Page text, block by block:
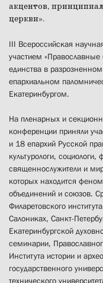
акцентов,
церкви».
III Всероссийская
участием «Православные
единства в
епархиальном
Екатеринбургом.
На пленарных и
конференции приняли
и 18 епархий Русской
культурологи,
священнослужители и
которых находится
объединений и союзов.
Филаретовского
Салониках, Санкт-
Екатеринбургской
семинарии,
Института истории и
государственного
технического